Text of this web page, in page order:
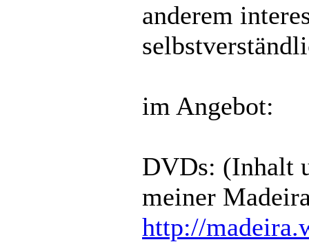
anderem
im Angebot:
DVDs: (Inhalt
meiner
http://